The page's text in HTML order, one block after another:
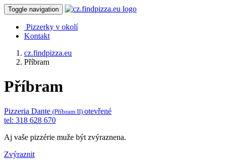
Toggle navigation
Pizzerky v okolí
Kontakt
cz.findpizza.eu
Příbram
Příbram
Pizzeria Dante (Příbram II) otevřené
tel: 318 628 670
Aj vaše pizzérie muže být zvýraznena.
Zvýraznit